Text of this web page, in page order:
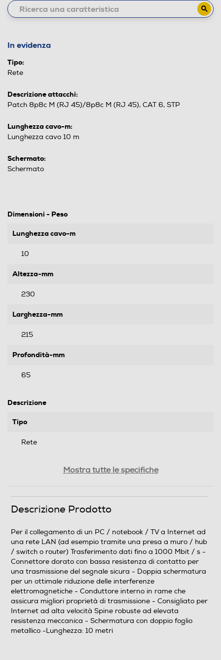
In evidenza
Tipo:
Rete
Descrizione attacchi:
Patch 8p8c M (RJ 45)/8p8c M (RJ 45), CAT 6, STP
Lunghezza cavo-m:
Lunghezza cavo 10 m
Schermato:
Schermato
Dimensioni - Peso
Lunghezza cavo-m
10
Altezza-mm
230
Larghezza-mm
215
Profondità-mm
65
Descrizione
Tipo
Rete
Mbit / s Connettore dorato con bassa resistenza di
Doppia schermatura per un ottimale riduzione delle
interferenze elettromagnetiche Conduttore interno in
rame che assicura migliori proprietà di trasmissione
Consigliato per Internet ad alta velocità Spine robuste
ad elevata resistenza meccanica Schermatura con
doppio foglio metallico Lunghezza: 10 metri
Confezione
Box
Mostra tutte le specifiche
Descrizione Prodotto
Per il collegamento di un PC / notebook / TV a Internet ad
una rete LAN (ad esempio tramite una presa a muro / hub
/ switch o router) Trasferimento dati fino a 1000 Mbit / s -
Connettore dorato con bassa resistenza di contatto per
una trasmissione del segnale sicura - Doppia schermatura
per un ottimale riduzione delle interferenze
elettromagnetiche - Conduttore interno in rame che
assicura migliori proprietà di trasmissione - Consigliato per
Internet ad alta velocità Spine robuste ad elevata
resistenza meccanica - Schermatura con doppio foglio
metallico -Lunghezza: 10 metri